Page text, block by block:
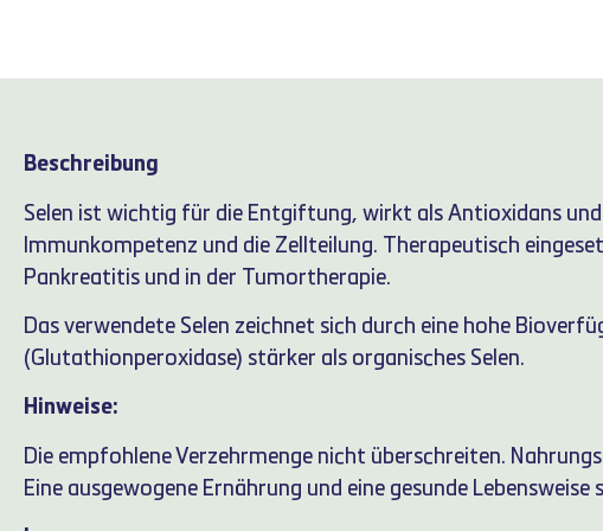
Beschreibung
Selen ist wichtig für die Entgiftung, wirkt als Antioxidans
Immunkompetenz und die Zellteilung. Therapeutisch
Pankreatitis und in der Tumortherapie.
Das verwendete Selen zeichnet sich durch eine hohe
(Glutathionperoxidase) stärker als organisches Selen.
Hinweise:
Die empfohlene Verzehrmenge nicht überschreiten.
Eine ausgewogene Ernährung und eine gesunde Lebensweise